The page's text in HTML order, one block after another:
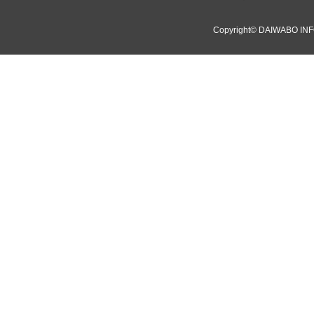
Copyright© DAIWABO